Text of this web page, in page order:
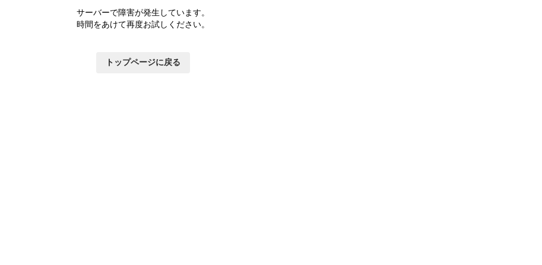
サーバーで障害が発生しています。
時間をあけて再度お試しください。
トップページに戻る